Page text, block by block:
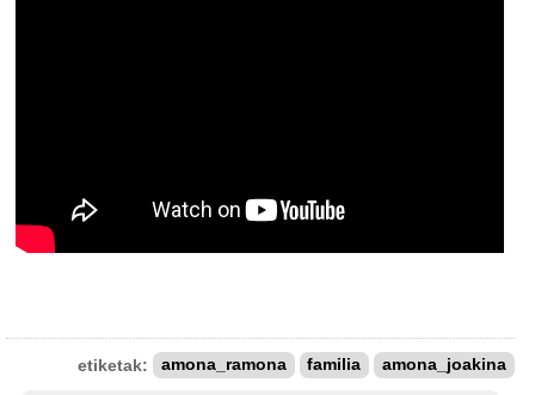
etiketak: amona_ramona familia amona_joakina